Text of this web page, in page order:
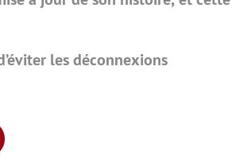
les déconnexions